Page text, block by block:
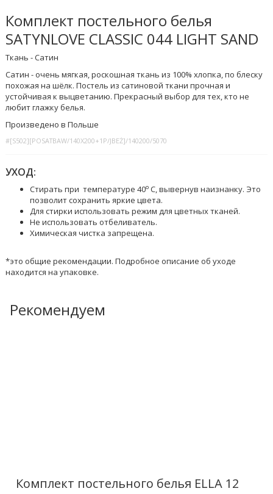
Комплект постельного белья
SATYNLOVE CLASSIC 044 LIGHT SAND
Ткань - Сатин
Сатин - очень мягкая, роскошная ткань из 100% хлопка, по блеску
похожая на шёлк. Постель из сатиновой ткани прочная и
устойчивая к выцветанию. Прекрасный выбор для тех, кто не
любит глажку белья.
Произведено в Польше
#[S502][POSATBAW/140X200+1P/JBEŻ]/140200/5070
УХОД:
Стирать при температуре 40o C, вывернув наизнанку. Это
позволит сохранить яркие цвета.
Для стирки использовать режим для цветных тканей.
Не использовать отбеливатель.
Химическая чистка запрещена.
*это общие рекомендации. Подробное описание об уходе
находится на упаковке.
Рекомендуем
Комплект постельного белья ELLA 12